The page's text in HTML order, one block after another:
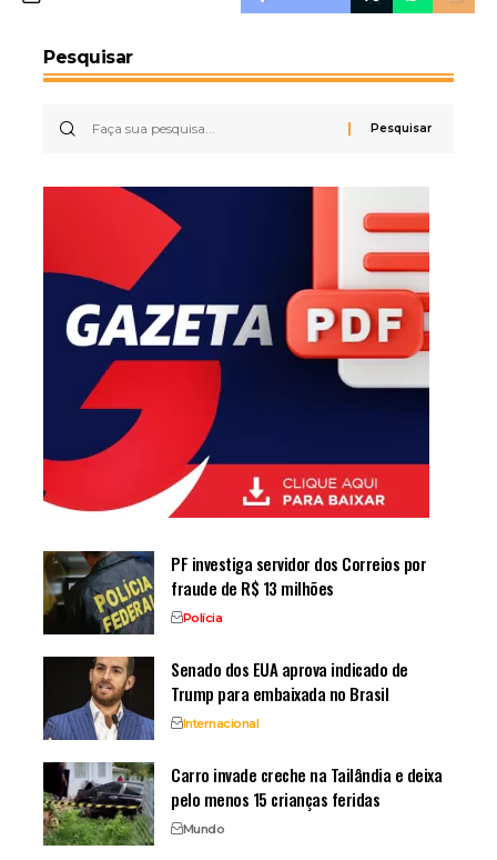
Pesquisar
PF investiga servidor dos Correios por
fraude de R$ 13 milhões
Polícia
Senado dos EUA aprova indicado de
Trump para embaixada no Brasil
Internacional
Carro invade creche na Tailândia e deixa
pelo menos 15 crianças feridas
Mundo